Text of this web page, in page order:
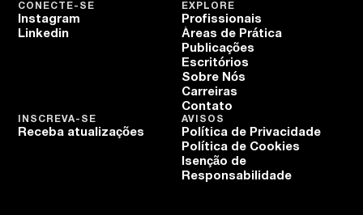
EXPLORE
Profissionais
Áreas de Prática
Publicações
Escritórios
Sobre Nós
Carreiras
Contato
CONECTE-SE
Instagram
Linkedin
AVISOS
Política de Privacidade
Política de Cookies
Isenção de
Responsabilidade
INSCREVA-SE
Receba atualizações